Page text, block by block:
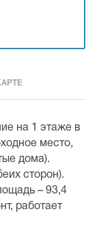
на 1 этаже в
место,
дома).
сторон).
– 93,4
работает